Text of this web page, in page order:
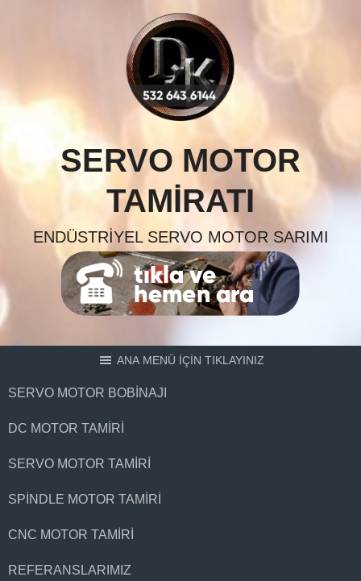
SERVO MOTOR
TAMIRATI
ENDÜSTRIYEL SERVO MOTOR SARIMI
ANA MENÜ İÇİN TIKLAYINIZ
SERVO MOTOR BOBINAJI
DC MOTOR TAMIRI
SERVO MOTOR TAMIRI
SPINDLE MOTOR TAMIRI
CNC MOTOR TAMIRI
REFERANSLARIMIZ